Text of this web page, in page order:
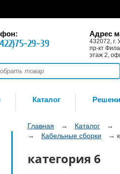
29-39
Адрес
432072, г.
пр-кт
этаж 2,
Каталог
Главная → Каталог
→
→
Кабельные сборки →
категория 6